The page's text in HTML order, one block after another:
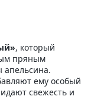
, который
пряным
апельсина.
ему особый
свежесть и